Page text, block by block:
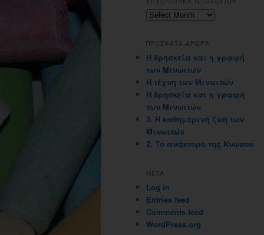
Αρχειοθηκη
ΠΡΟΣΦΑΤΑ ΑΡΘΡΑ
Η θρησκεία και η γραφή
των Μινωιτών
Η τέχνη των Μινωιτών
Η θρησκεία και η γραφή
των Μινωιτών
3. Η καθημερινή ζωή των
Μινωιτών
2. Το ανάκτορο της Κνωσού
META
Log in
Entries feed
Comments feed
WordPress.org